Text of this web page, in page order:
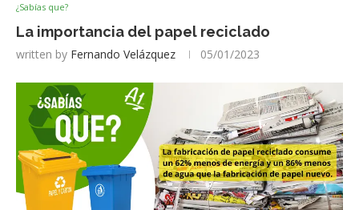
¿Sabías que?
La importancia del papel reciclado
written by Fernando Velázquez 05/01/2023